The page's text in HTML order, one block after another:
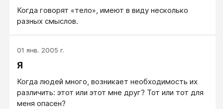
Когда говорят «тело», имеют в виду несколько
разных смыслов.
01 янв. 2005 г.
Я
Когда людей много, возникает необходимость их
различить: этот или этот мне друг? Тот или тот для
меня опасен?